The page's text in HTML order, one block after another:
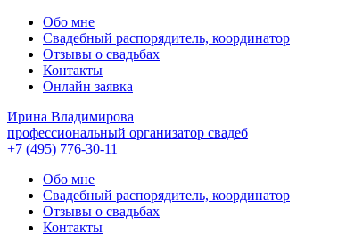
Обо мне
Свадебный распорядитель, координатор
Отзывы о свадьбах
Контакты
Онлайн заявка
Ирина Владимирова
профессиональный организатор свадеб
+7 (495) 776-30-11
Обо мне
Свадебный распорядитель, координатор
Отзывы о свадьбах
Контакты